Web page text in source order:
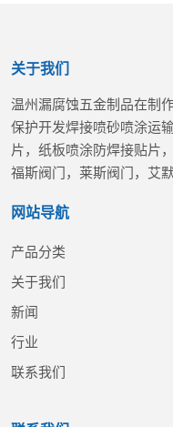
关于我们
温州漏腐蚀五金制品在制
保护开发焊接喷砂喷涂运
片，纸板喷涂防焊接贴片
福斯阀门，莱斯阀门，艾
网站导航
产品分类
关于我们
新闻
行业
联系我们